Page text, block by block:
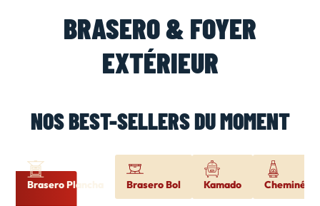
BRASERO & FOYER
EXTÉRIEUR
NOS BEST-SELLERS DU MOMENT
Brasero Plancha Brasero Bol Kamado Cheminée